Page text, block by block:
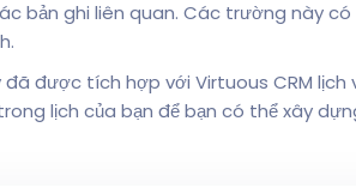
bản ghi liên quan. Các trường này
được tích hợp với Virtuous CRM
lịch của bạn để bạn có thể xây